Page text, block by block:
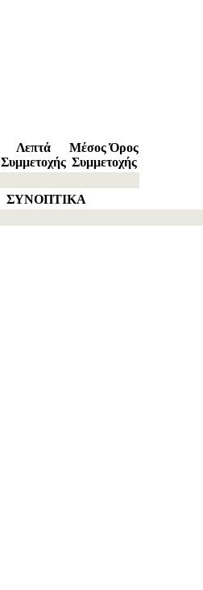
Λεπτά
Συμμετοχής
Μέσος Όρος
Συμμετοχής
ΣΥΝΟΠΤΙΚΑ